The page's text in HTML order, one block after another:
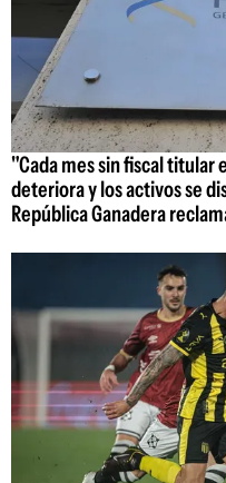
"Cada mes sin fiscal titular
deteriora y los activos se
República Ganadera